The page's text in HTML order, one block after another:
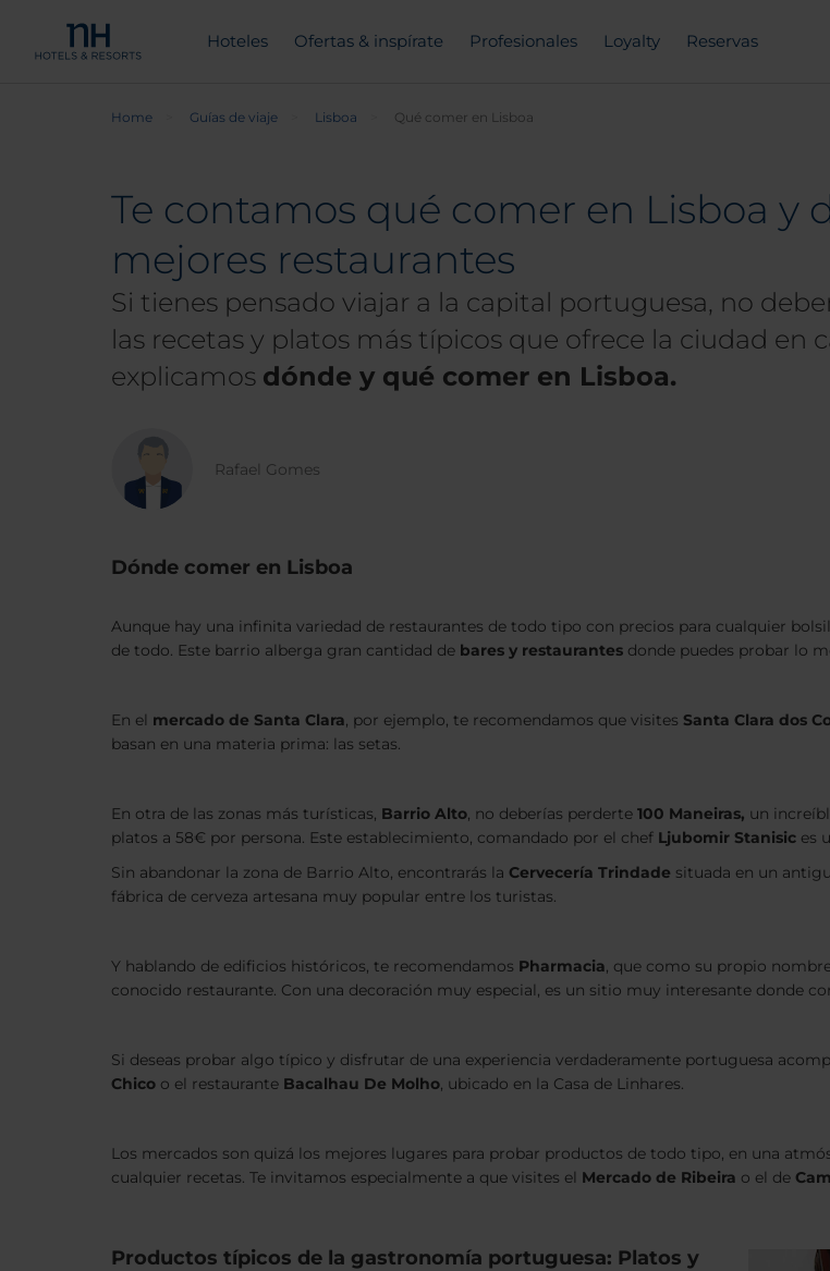
Hoteles Ofertas & inspírate Profesionales Loyalty Reservas
Home Guías de viaje Lisboa Qué comer en Lisboa
Te contamos qué comer en Lisboa y
mejores restaurantes
Si tienes pensado viajar a la capital portuguesa, no
las recetas y platos más típicos que ofrece la ciudad
explicamos dónde y qué comer en Lisboa.
Rafael Gomes
Dónde comer en Lisboa
Aunque hay una infinita variedad de restaurantes de todo tipo con precios para cualquier
de todo. Este barrio alberga gran cantidad de bares y restaurantes donde puedes probar lo
En el mercado de Santa Clara, por ejemplo, te recomendamos que visites Santa Clara dos
basan en una materia prima: las setas.
En otra de las zonas más turísticas, Barrio Alto, no deberías perderte 100 Maneiras, un
platos a 58€ por persona. Este establecimiento, comandado por el chef Ljubomir Stanisic es
Sin abandonar la zona de Barrio Alto, encontrarás la Cervecería Trindade situada en un
fábrica de cerveza artesana muy popular entre los turistas.
Y hablando de edificios históricos, te recomendamos Pharmacia, que como su propio
conocido restaurante. Con una decoración muy especial, es un sitio muy interesante donde
Si deseas probar algo típico y disfrutar de una experiencia verdaderamente portuguesa
Chico o el restaurante Bacalhau De Molho, ubicado en la Casa de Linhares.
Los mercados son quizá los mejores lugares para probar productos de todo tipo, en una
cualquier recetas. Te invitamos especialmente a que visites el Mercado de Ribeira o el de
Productos típicos de la gastronomía portuguesa: Platos y